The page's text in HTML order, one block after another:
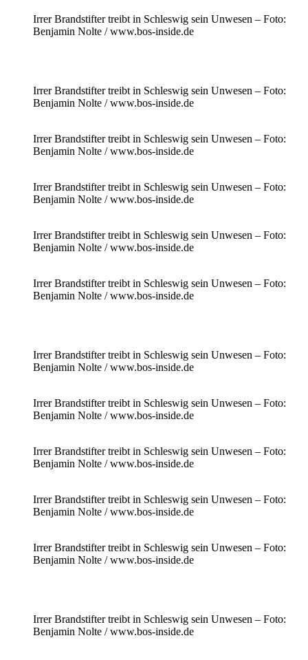
Irrer Brandstifter treibt in Schleswig sein Unwesen – Foto:
Benjamin Nolte / www.bos-inside.de
Irrer Brandstifter treibt in Schleswig sein Unwesen – Foto:
Benjamin Nolte / www.bos-inside.de
Irrer Brandstifter treibt in Schleswig sein Unwesen – Foto:
Benjamin Nolte / www.bos-inside.de
Irrer Brandstifter treibt in Schleswig sein Unwesen – Foto:
Benjamin Nolte / www.bos-inside.de
Irrer Brandstifter treibt in Schleswig sein Unwesen – Foto:
Benjamin Nolte / www.bos-inside.de
Irrer Brandstifter treibt in Schleswig sein Unwesen – Foto:
Benjamin Nolte / www.bos-inside.de
Irrer Brandstifter treibt in Schleswig sein Unwesen – Foto:
Benjamin Nolte / www.bos-inside.de
Irrer Brandstifter treibt in Schleswig sein Unwesen – Foto:
Benjamin Nolte / www.bos-inside.de
Irrer Brandstifter treibt in Schleswig sein Unwesen – Foto:
Benjamin Nolte / www.bos-inside.de
Irrer Brandstifter treibt in Schleswig sein Unwesen – Foto:
Benjamin Nolte / www.bos-inside.de
Irrer Brandstifter treibt in Schleswig sein Unwesen – Foto:
Benjamin Nolte / www.bos-inside.de
Irrer Brandstifter treibt in Schleswig sein Unwesen – Foto:
Benjamin Nolte / www.bos-inside.de